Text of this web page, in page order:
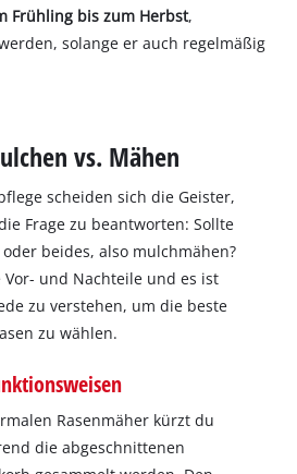
Frühling bis zum Herbst,
solange er auch regelmäßig
vs. Mähen
scheiden sich die Geister,
Frage zu beantworten: Sollte
beides, also mulchmähen?
Vor- und Nachteile und es ist
zu verstehen, um die beste
zu wählen.
Rasenmäher kürzt du
die abgeschnittenen